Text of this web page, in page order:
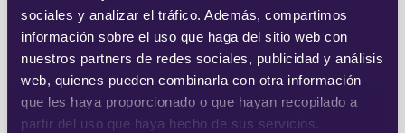
sociales y analizar el tráfico. Además, compartimos
información sobre el uso que haga del sitio web con
nuestros partners de redes sociales, publicidad y análisis
web, quienes pueden combinarla con otra información
que les haya proporcionado o que hayan recopilado a
partir del uso que haya hecho de sus servicios.